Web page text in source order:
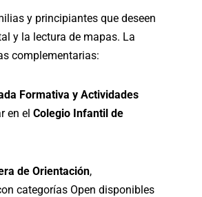
y principiantes que deseen
y la lectura de mapas. La
complementarias:
Formativa y Actividades
en el Colegio Infantil de
de Orientación,
categorías Open disponibles